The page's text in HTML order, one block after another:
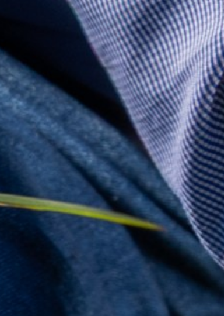
Ingrese sus datos para descargar el catálogo.
Obligatorio Apellido